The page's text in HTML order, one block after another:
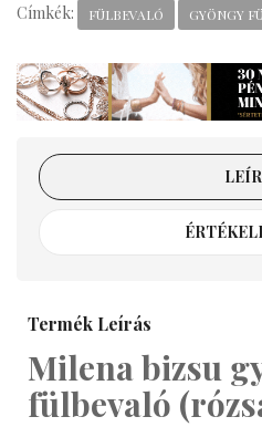
Címkék: FÜLBEVALÓ GYÖNGY
Termék Leírás
Milena bizsu
fülbevaló